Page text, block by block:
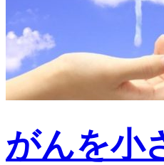
がんを小